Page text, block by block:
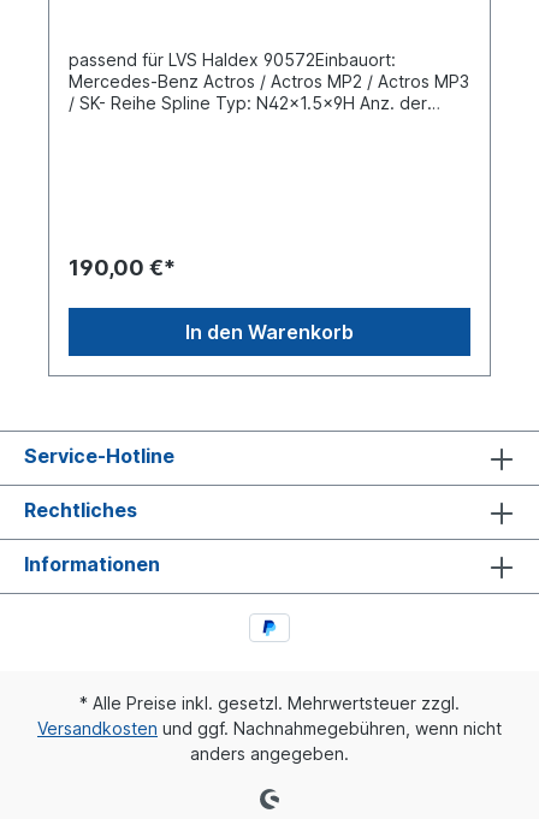
passend für LVS Haldex 90572Einbauort:
Mercedes-Benz Actros / Actros MP2 / Actros MP3
/ SK- Reihe Spline Typ: N42x1.5x9H Anz. der
190,00 €*
In den Warenkorb
Service-Hotline
Rechtliches
Informationen
* Alle Preise inkl. gesetzl. Mehrwertsteuer zzgl.
Versandkosten und ggf. Nachnahmegebühren, wenn nicht
anders angegeben.